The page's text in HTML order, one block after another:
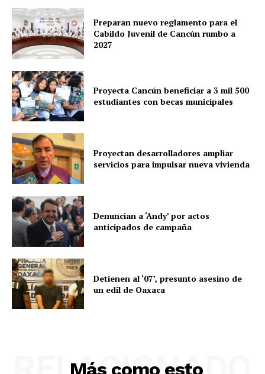
Preparan nuevo reglamento para el
Cabildo Juvenil de Cancún rumbo a
2027
Proyecta Cancún beneficiar a 3 mil 500
estudiantes con becas municipales
Proyectan desarrolladores ampliar
servicios para impulsar nueva vivienda
Denuncian a ‘Andy’ por actos
anticipados de campaña
Detienen al ‘07’, presunto asesino de
un edil de Oaxaca
Más como esto